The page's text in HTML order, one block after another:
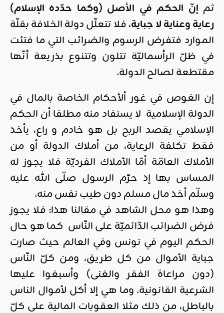
ثم إنّ الحكم في الأصل (وكما حدّده الإسلام)
رعاية وعناية لا جباية، فلا تتعلّل دولة الخلافة بقلّة
الموارد فتفرض الرسوم والضرائب التي ما فتئت
في ظلّ الرأسماليّة تتلون وتتنوع بذريعة أنّها
مقتطعة لصالح الدولة.
إن الغوص في غور ألأحكام الخاصة بالمال في
الدولة الإسلامية لا يستفاد منه مطلقا أن الحكم
الإسلامي يقصد الربح بل هو خادم و راع، يأخذ
فقط تكلفة الرعاية، من أملاك الدولة أو من
الأملاك العامّة أمّا الأملاك الفرديّة فلا يجوز له
المساس بها إذ حرّم الرسول صلّى الله عليه
وسلّم أخذ مال مسلم دون طيب نفس منه.
وهذا هو محل الشاهد في مقالنا هذا: فلا يجوز
فرض الضرائب الدّائميّة على النّاس كما هو حال
الحكم اليوم في تونس وفي العالم حيث صارت
جباية الأموال من كل طريق، ومن كلّ النّاس
(دون مراعاة الفقر والغنى) وأسبغوا عليها
الشرعية القانونية. وما هي إلا أكل لأموال الناس
بالباطل، من ذلك مثلا العقوبات المالية على كلّ